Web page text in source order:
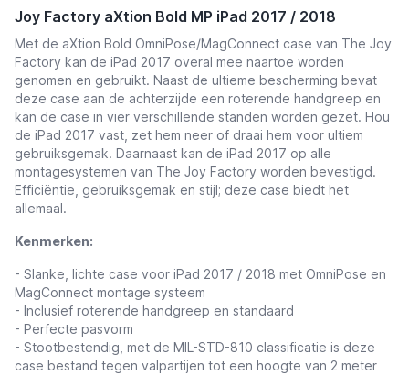
Joy Factory aXtion Bold MP iPad 2017 / 2018
Met de aXtion Bold OmniPose/MagConnect case van The Joy
Factory kan de iPad 2017 overal mee naartoe worden
genomen en gebruikt. Naast de ultieme bescherming bevat
deze case aan de achterzijde een roterende handgreep en
kan de case in vier verschillende standen worden gezet. Hou
de iPad 2017 vast, zet hem neer of draai hem voor ultiem
gebruiksgemak. Daarnaast kan de iPad 2017 op alle
montagesystemen van The Joy Factory worden bevestigd.
Efficiëntie, gebruiksgemak en stijl; deze case biedt het
allemaal.
Kenmerken:
- Slanke, lichte case voor iPad 2017 / 2018 met OmniPose en
MagConnect montage systeem
- Inclusief roterende handgreep en standaard
- Perfecte pasvorm
- Stootbestendig, met de MIL-STD-810 classificatie is deze
case bestand tegen valpartijen tot een hoogte van 2 meter